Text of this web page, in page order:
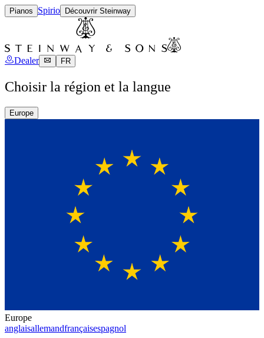
Pianos Spirio Découvrir Steinway
Dealer FR
Choisir la région et la langue
Europe
Europe
anglaisallemandfrançaisespagnol